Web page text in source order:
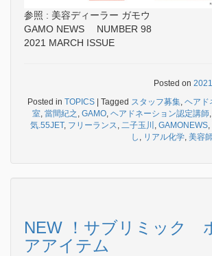
参照 : 美容ディーラー ガモウ
GAMO NEWS NUMBER 98
2021 MARCH ISSUE
Posted on
Posted in TOPICS Tagged スタッフ募集, ヘアド
室, 當間紀之 , GAMO, ヘアドネーション認定講師,
気.55JET, フリーランス, 二子玉川 , GAMONEWS,
し , リアル化学, 美容
NEW ！サブリミック
アアイテム